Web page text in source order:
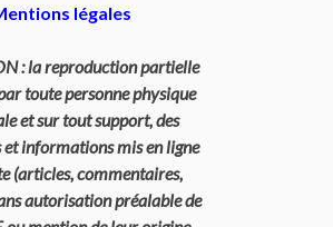
légales
: la reproduction partielle
toute personne physique
et sur tout support, des
et informations mis en ligne
(articles, commentaires,
autorisation préalable de